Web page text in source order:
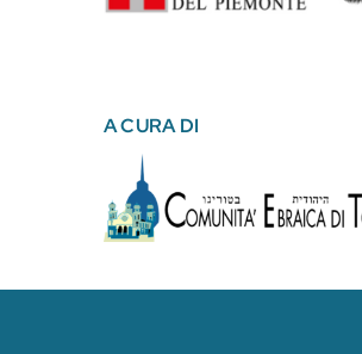
A CURA DI